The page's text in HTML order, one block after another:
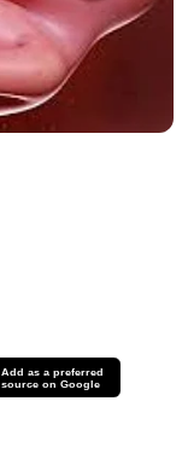
Add as a preferred
source on Google